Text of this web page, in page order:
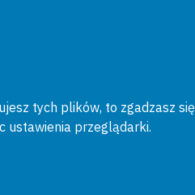
tych plików, to zgadzasz się
ustawienia przeglądarki.